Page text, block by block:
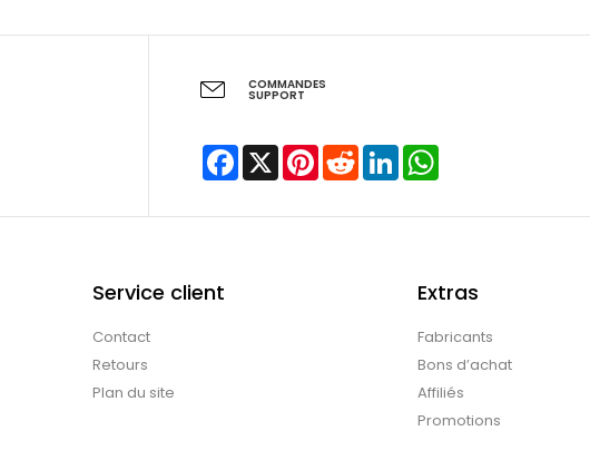
COMMANDES
SUPPORT
Facebook
X PinterestRedditLinkedIn
Service client
Contact
Retours
Plan du site
Extras
Fabricants
Bons d’achat
Affiliés
Promotions